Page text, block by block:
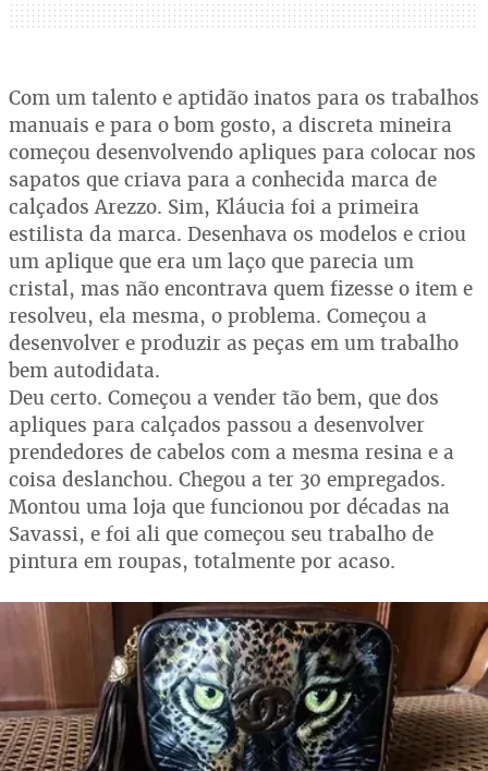
Com um talento e aptidão inatos para os trabalhos
manuais e para o bom gosto, a discreta mineira
começou desenvolvendo apliques para colocar nos
sapatos que criava para a conhecida marca de
calçados Arezzo. Sim, Kláucia foi a primeira
estilista da marca. Desenhava os modelos e criou
um aplique que era um laço que parecia um
cristal, mas não encontrava quem fizesse o item e
resolveu, ela mesma, o problema. Começou a
desenvolver e produzir as peças em um trabalho
bem autodidata.
Deu certo. Começou a vender tão bem, que dos
apliques para calçados passou a desenvolver
prendedores de cabelos com a mesma resina e a
coisa deslanchou. Chegou a ter 30 empregados.
Montou uma loja que funcionou por décadas na
Savassi, e foi ali que começou seu trabalho de
pintura em roupas, totalmente por acaso.